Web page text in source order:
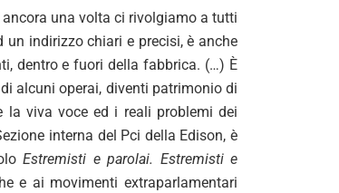
una volta ci rivolgiamo a tutti
un indirizzo chiari e precisi, è anche
dentro e fuori della fabbrica. (…) È
alcuni operai, diventi patrimonio di
la viva voce ed i reali problemi dei
interna del Pci della Edison, è
Estremisti e parolai. Estremisti e
e ai movimenti extraparlamentari